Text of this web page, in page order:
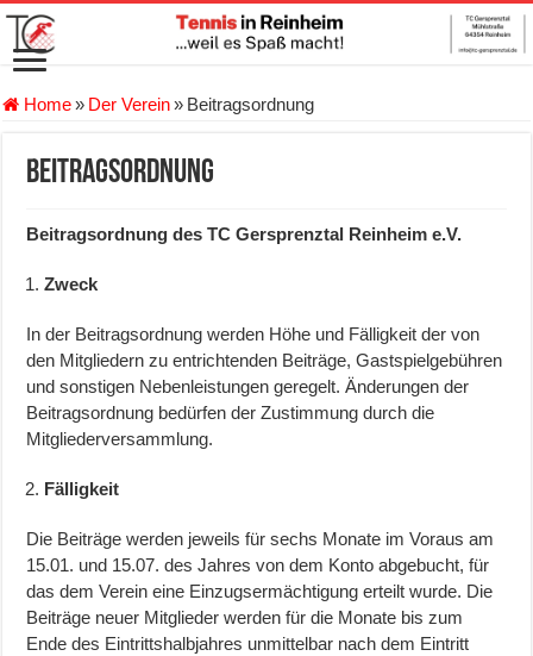
Home» Der Verein» Beitragsordnung
Beitragsordnung
Beitragsordnung des TC Gersprenztal Reinheim e.V.
Zweck
In der Beitragsordnung werden Höhe und Fälligkeit der von
den Mitgliedern zu entrichtenden Beiträge, Gastspielgebühren
und sonstigen Nebenleistungen geregelt. Änderungen der
Beitragsordnung bedürfen der Zustimmung durch die
Mitgliederversammlung.
Fälligkeit
Die Beiträge werden jeweils für sechs Monate im Voraus am
15.01. und 15.07. des Jahres von dem Konto abgebucht, für
das dem Verein eine Einzugsermächtigung erteilt wurde. Die
Beiträge neuer Mitglieder werden für die Monate bis zum
Ende des Eintrittshalbjahres unmittelbar nach dem Eintritt